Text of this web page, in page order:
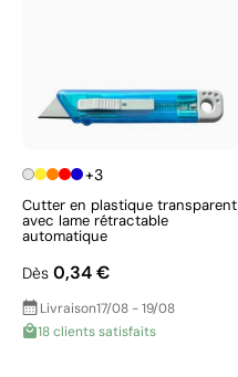
+3
Cutter en plastique transparent
avec lame rétractable
automatique
Dès 0,34 €
Livraison17/08 - 19/08
18 clients satisfaits